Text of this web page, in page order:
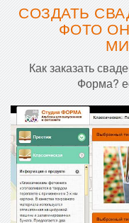
СОЗДАТЬ
ФОТО
Как заказать
Форма?